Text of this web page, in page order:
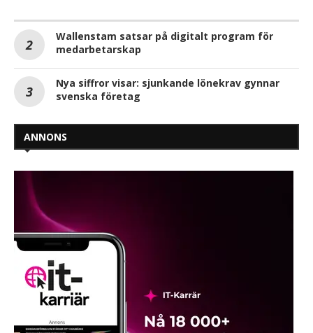
Wallenstam satsar på digitalt program för
medarbetarskap
Nya siffror visar: sjunkande lönekrav gynnar
svenska företag
ANNONS